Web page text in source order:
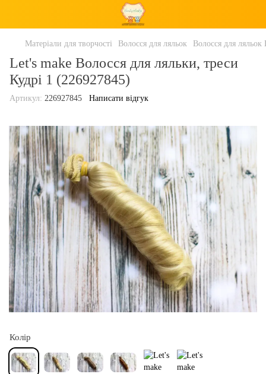
Матеріали для творчості Волосся для ляльок Волосся для ляльок
Let's make Волосся для ляльки, треси
Кудрі 1 (226927845)
Артикул: 226927845 Написати відгук
Колір